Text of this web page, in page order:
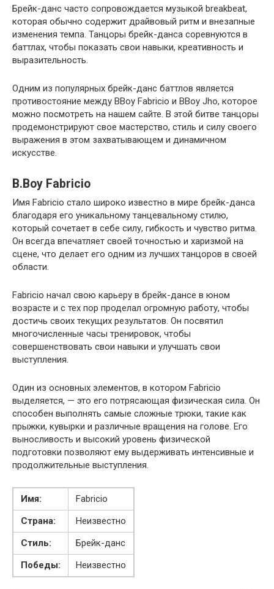
Брейк-данс часто сопровождается музыкой breakbeat,
которая обычно содержит драйвовый ритм и внезапные
изменения темпа. Танцоры брейк-данса соревнуются в
баттлах, чтобы показать свои навыки, креативность и
выразительность.
Одним из популярных брейк-данс баттлов является
противостояние между BBoy Fabricio и BBoy Jho, которое
можно посмотреть на нашем сайте. В этой битве танцоры
продемонстрируют свое мастерство, стиль и силу своего
выражения в этом захватывающем и динамичном
искусстве.
B.Boy Fabricio
Имя Fabricio стало широко известно в мире брейк-данса
благодаря его уникальному танцевальному стилю,
который сочетает в себе силу, гибкость и чувство ритма.
Он всегда впечатляет своей точностью и харизмой на
сцене, что делает его одним из лучших танцоров в своей
области.
Fabricio начал свою карьеру в брейк-дансе в юном
возрасте и с тех пор проделал огромную работу, чтобы
достичь своих текущих результатов. Он посвятил
многочисленные часы тренировок, чтобы
совершенствовать свои навыки и улучшать свои
выступления.
Один из основных элементов, в котором Fabricio
выделяется, — это его потрясающая физическая сила. Он
способен выполнять самые сложные трюки, такие как
прыжки, кувырки и различные вращения на голове. Его
выносливость и высокий уровень физической
подготовки позволяют ему выдерживать интенсивные и
продолжительные выступления.
Имя:
Fabricio
Страна:
Неизвестно
Стиль:
Брейк-данс
Победы:
Неизвестно